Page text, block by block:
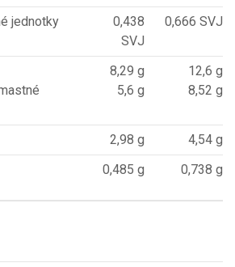
jednotky
0,438
SVJ
0,666 SVJ
8,29 g
5,6 g
12,6 g
8,52 g
2,98 g
4,54 g
0,485 g 0,738 g